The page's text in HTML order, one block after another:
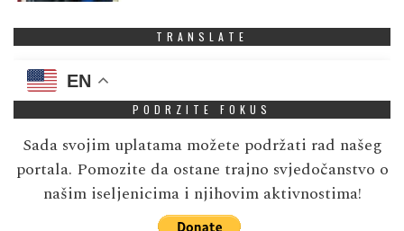
TRANSLATE
EN
PODRZITE FOKUS
Sada svojim uplatama možete podržati rad našeg
portala. Pomozite da ostane trajno svjedočanstvo o
našim iseljenicima i njihovim aktivnostima!